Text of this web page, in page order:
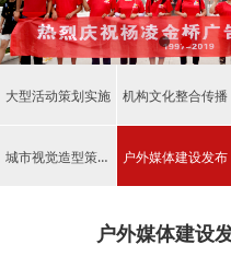
人才招聘
联系我们
大型活动策划实施 机构文化整合传播
城市视觉造型策划实施 户外媒体建设发布
户外媒体建设